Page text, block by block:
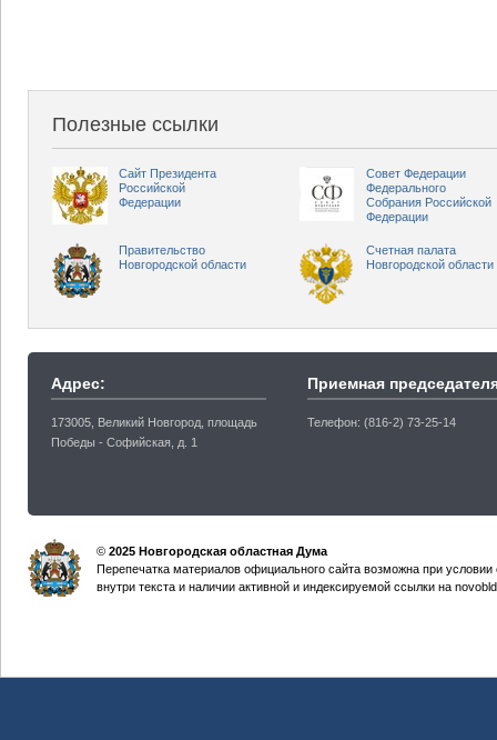
Полезные ссылки
Сайт Президента
Российской
Федерации
Совет Федерации
Федерального
Собрания Российской
Федерации
Правительство
Новгородской области
Счетная палата
Новгородской области
Адрес:
173005, Великий Новгород, площадь
Победы - Софийская, д. 1
Приемная
Телефон: (816-2) 73-25-14
© 2025 Новгородская областная Дума
Перепечатка материалов официального сайта возможна при
внутри текста и наличии активной и индексируемой ссылки на